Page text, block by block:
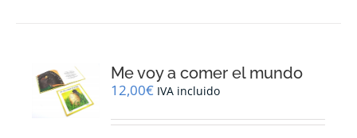
Me voy a comer el mundo
12,00€ IVA incluido